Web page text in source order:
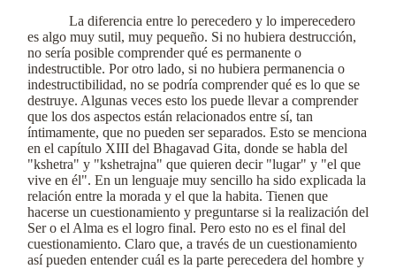
La diferencia entre lo perecedero y lo imperecedero
es algo muy sutil, muy pequeño. Si no hubiera destrucción,
no sería posible comprender qué es permanente o
indestructible. Por otro lado, si no hubiera permanencia o
indestructibilidad, no se podría comprender qué es lo que se
destruye. Algunas veces esto los puede llevar a comprender
que los dos aspectos están relacionados entre sí, tan
íntimamente, que no pueden ser separados. Esto se menciona
en el capítulo XIII del Bhagavad Gita, donde se habla del
"kshetra" y "kshetrajna" que quieren decir "lugar" y "el que
vive en él". En un lenguaje muy sencillo ha sido explicada la
relación entre la morada y el que la habita. Tienen que
hacerse un cuestionamiento y preguntarse si la realización del
Ser o el Alma es el logro final. Pero esto no es el final del
cuestionamiento. Claro que, a través de un cuestionamiento
así pueden entender cuál es la parte perecedera del hombre y